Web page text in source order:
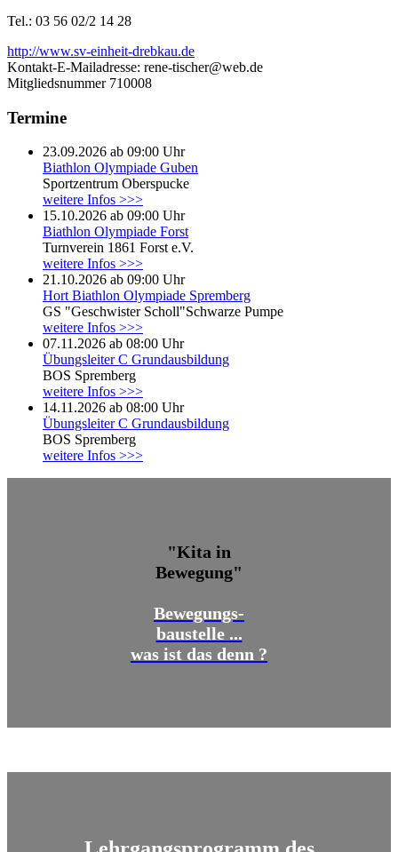
Tel.: 03 56 02/2 14 28
http://www.sv-einheit-drebkau.de
Kontakt-E-Mailadresse: rene-tischer@web.de
Mitgliedsnummer710008
Termine
23.09.2026 ab 09:00 Uhr
Biathlon Olympiade Guben
Sportzentrum Oberspucke
weitere Infos >>>
15.10.2026 ab 09:00 Uhr
Biathlon Olympiade Forst
Turnverein 1861 Forst e.V.
weitere Infos >>>
21.10.2026 ab 09:00 Uhr
Hort Biathlon Olympiade Spremberg
GS "Geschwister Scholl"Schwarze Pumpe
weitere Infos >>>
07.11.2026 ab 08:00 Uhr
Übungsleiter C Grundausbildung
BOS Spremberg
weitere Infos >>>
14.11.2026 ab 08:00 Uhr
Übungsleiter C Grundausbildung
BOS Spremberg
weitere Infos >>>
"Kita in
Bewegung"
Bewegungs-
baustelle ...
was ist das denn ?